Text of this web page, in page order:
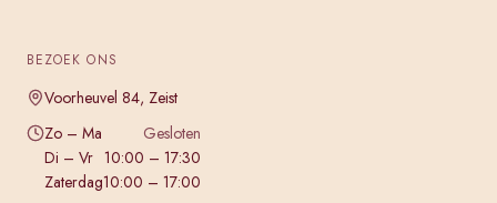
BEZOEK ONS
Voorheuvel 84, Zeist
Zo – Ma
Gesloten
Di – Vr 10:00 – 17:30
Zaterdag10:00 – 17:00